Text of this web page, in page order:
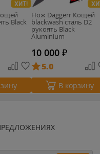
ХИТ!
Black
Нож Daggerr Кощей
blackwash сталь D2
рукоять Black
Aluminium
10 000 ₽
5.0
В корзину